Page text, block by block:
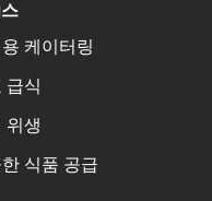
케이터링
급식
위생
식품 공급